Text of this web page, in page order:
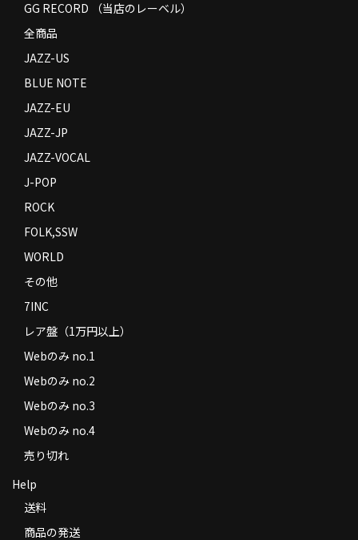
特定商取引法に基づく表示
Contact
GG RECORD （当店のレーベル）
全商品
JAZZ-US
BLUE NOTE
JAZZ-EU
JAZZ-JP
JAZZ-VOCAL
J-POP
ROCK
FOLK,SSW
WORLD
その他
7INC
レア盤（1万円以上）
Webのみ no.1
Webのみ no.2
Webのみ no.3
Webのみ no.4
売り切れ
Help
送料
商品の発送